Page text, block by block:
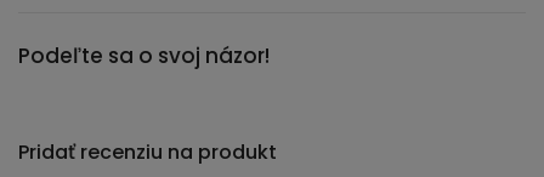
Podeľte sa o svoj názor!
Pridať recenziu na produkt